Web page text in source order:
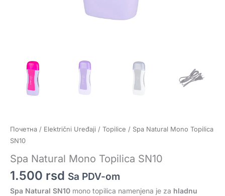
Почетна / Električni Uređaji / Topilice / Spa Natural Mono Topilica
SN10
Spa Natural Mono Topilica SN10
1.500 rsd Sa PDV-om
Spa Natural SN10 mono topilica namenjena je za hladnu